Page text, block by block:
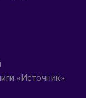
«Источник»